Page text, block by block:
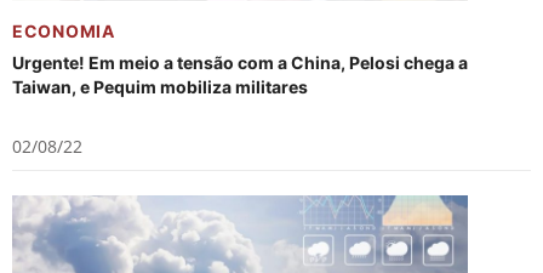
ECONOMIA
Urgente! Em meio a tensão com a China, Pelosi chega a
Taiwan, e Pequim mobiliza militares
02/08/22